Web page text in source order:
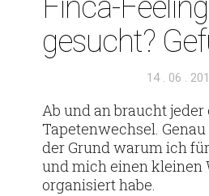
Finca-Fee­ling
gesucht?
14 . 06 .
Ab und an braucht
Tape­ten­wechsel.
der Grund warum ich
und mich einen kleinen
orga­ni­siert habe.